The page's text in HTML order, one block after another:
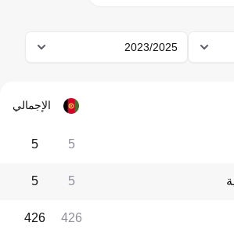
2023/2025
الإجمالي
5
5
5
5
426
426